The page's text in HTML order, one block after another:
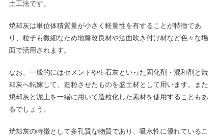
土工法です。
焼却灰は単位体積質量が小さく軽量性を有することが特徴であ
り、粒子も微細なため地盤改良材や法面吹き付け材など色々な場
面で活用されます。
なお、一般的にはセメントや生石灰といった固化剤・混和剤と焼
却灰へ転嫁して、造粒させたものを盛土材として用います。また
焼却灰と泥土を一緒に用いて造粒化した素材を使用することもあ
るでしょう。
焼却灰の特徴として多孔質な物質であり、吸水性に優れているこ